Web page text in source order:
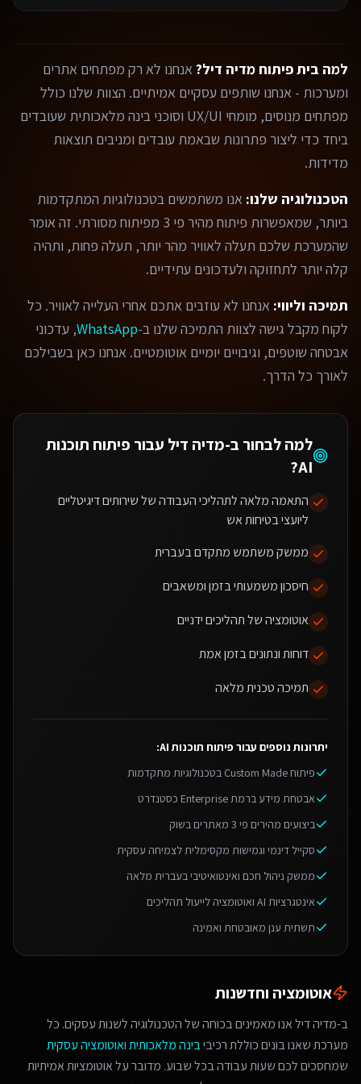
למה בית פיתוח מדיה דיל?אנחנו לא רק מפתחים אתרים
ומערכות - אנחנו שותפים עסקיים אמיתיים. הצוות שלנו כולל
מפתחים מנוסים, מומחי UX/UI וסוכני בינה מלאכותית שעובדים
ביחד כדי ליצור פתרונות שבאמת עובדים ומניבים תוצאות
מדידות.
הטכנולוגיה שלנו: אנו משתמשים בטכנולוגיות המתקדמות
ביותר, שמאפשרות פיתוח מהיר פי 3 מפיתוח מסורתי. זה אומר
שהמערכת שלכם תעלה לאוויר מהר יותר, תעלה פחות, ותהיה
קלה יותר לתחזוקה ולעדכונים עתידיים.
תמיכה וליווי: אנחנו לא עוזבים אתכם אחרי העלייה לאוויר. כל
לקוח מקבל גישה לצוות התמיכה שלנו ב-WhatsApp, עדכוני
אבטחה שוטפים, וגיבויים יומיים אוטומטיים. אנחנו כאן בשבילכם
לאורך כל הדרך.
למה לבחור ב-מדיה דיל עבור פיתוח תוכנות
AI
?
התאמה מלאה לתהליכי העבודה של שירותים דיגיטליים
ליועצי בטיחות אש
ממשק משתמש מתקדם בעברית
חיסכון משמעותי בזמן ומשאבים
אוטומציה של תהליכים ידניים
דוחות ונתונים בזמן אמת
תמיכה טכנית מלאה
יתרונות נוספים עבור פיתוח תוכנות AI
:
פיתוח Custom Made בטכנולוגיות מתקדמות
אבטחת מידע ברמת Enterprise כסטנדרט
ביצועים מהירים פי 3 מאתרים בשוק
סקייל דינמי וגמישות מקסימלית לצמיחה עסקית
ממשק ניהול חכם ואינטואיטיבי בעברית מלאה
אינטגרציות AI ואוטומציה לייעול תהליכים
תשתית ענן מאובטחת ואמינה
אוטומציה וחדשנות
ב-מדיה דיל אנו מאמינים בכוחה של הטכנולוגיה לשנות עסקים. כל
מערכת שאנו בונים כוללת רכיביבינה מלאכותיתואוטומציה עסקית
שמחסכים לכם שעות עבודה בכל שבוע. מדובר על אוטומציות אמיתיות